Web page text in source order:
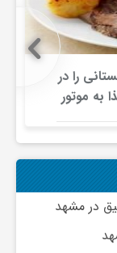
را در
به موتور
شد
در مشهد